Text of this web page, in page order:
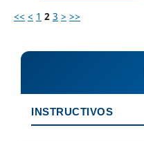
<< < 1 2 3 > >>
INSTRUCTIVOS